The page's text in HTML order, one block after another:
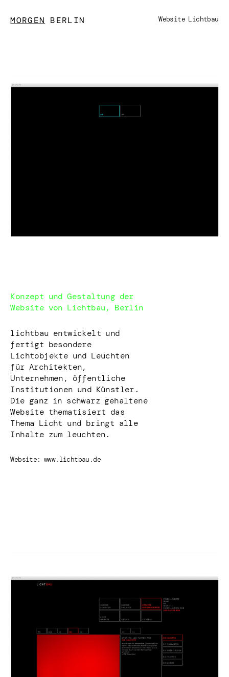
MORGEN BERLIN Website Lichtbau
Konzept und Gestaltung der
Website von Lichtbau, Berlin
lichtbau entwickelt und
fertigt besondere
Lichtobjekte und Leuchten
für Architekten,
Unternehmen, öffentliche
Institutionen und Künstler.
Die ganz in schwarz gehaltene
Website thematisiert das
Thema Licht und bringt alle
Inhalte zum leuchten.
Website: www.lichtbau.de